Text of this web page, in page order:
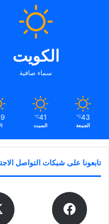
الكويت
سماء صافية
43
℃
الجمعة
41
℃
السبت
تابعونا على شبكات التواصل